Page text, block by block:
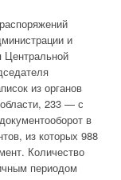
и
Центральной
из органов
233 — с
в
из которых 988
Количество
периодом